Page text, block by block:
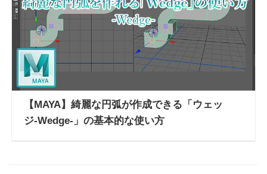
【MAYA】綺麗な円弧が作成できる「ウェッ
ジ-Wedge-」の基本的な使い方